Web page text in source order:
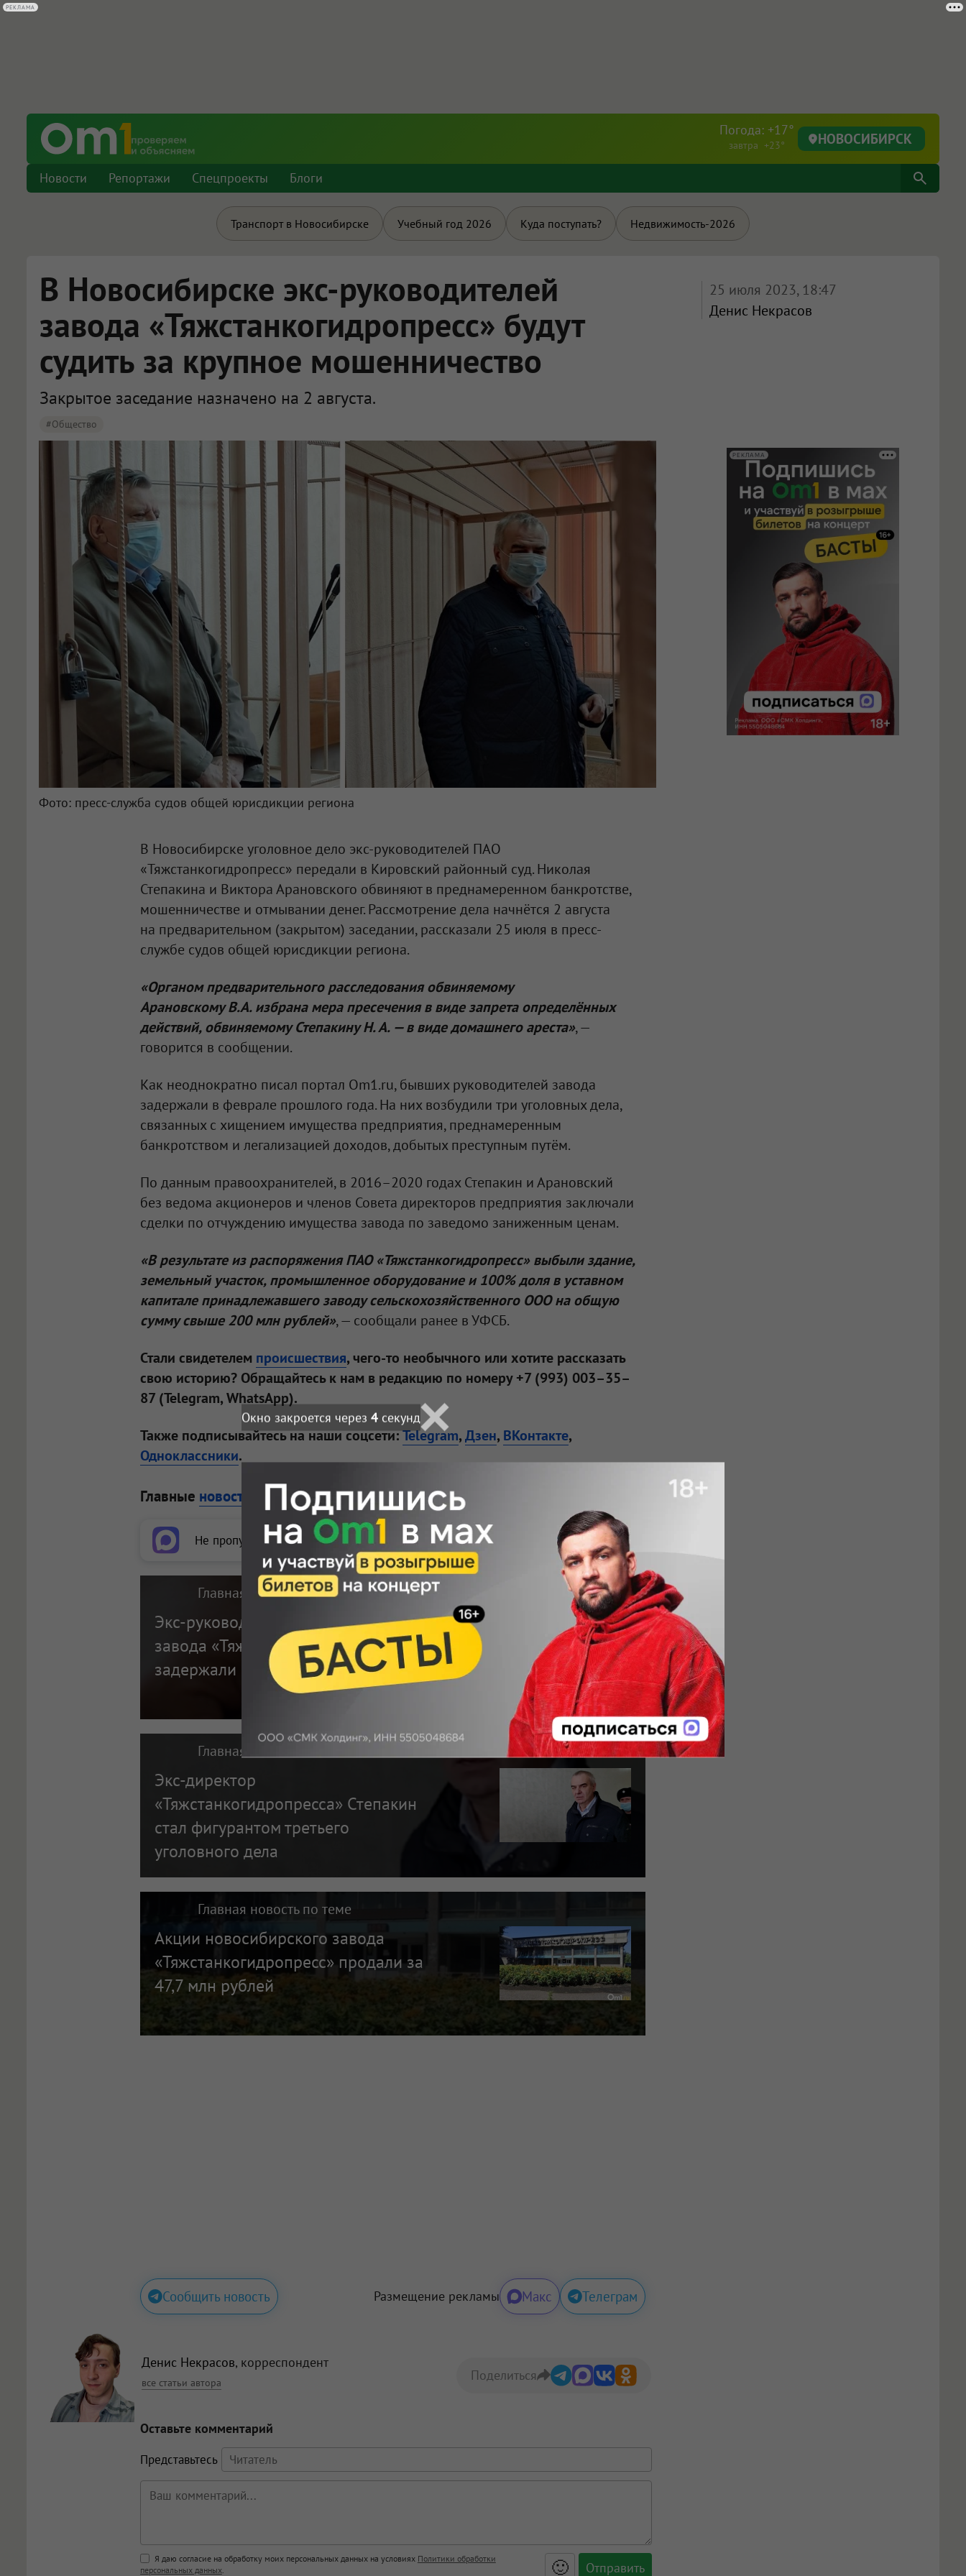
Погода: +17°
завтра +23° НОВОСИБИРСК
Новости Репортажи Спецпроекты Блоги
Транспорт в Новосибирске Учебный год 2026 Куда поступать? Недвижимость-2026
В Новосибирске экс-руководителей
завода «Тяжстанкогидропресс» будут
судить за крупное мошенничество
Закрытое заседание назначено на 2 августа.
#Общество
25 июля 2023, 18:47
Денис Некрасов
РЕКЛАМА
Фото: пресс-служба судов общей юрисдикции региона
В Новосибирске уголовное дело экс-руководителей ПАО
«Тяжстанкогидропресс» передали в Кировский районный суд. Николая
Степакина и Виктора Арановского обвиняют в преднамеренном банкротстве,
мошенничестве и отмывании денег. Рассмотрение дела начнётся 2 августа
на предварительном (закрытом) заседании, рассказали 25 июля в пресс-
службе судов общей юрисдикции региона.
«Органом предварительного расследования обвиняемому
Арановскому В.А. избрана мера пресечения в виде запрета определённых
действий, обвиняемому Степакину Н. А. — в виде домашнего ареста», —
говорится в сообщении.
Как неоднократно писал портал Om1.ru, бывших руководителей завода
задержали в феврале прошлого года. На них возбудили три уголовных дела,
связанных с хищением имущества предприятия, преднамеренным
банкротством и легализацией доходов, добытых преступным путём.
По данным правоохранителей, в 2016–2020 годах Степакин и Арановский
без ведома акционеров и членов Совета директоров предприятия заключали
сделки по отчуждению имущества завода по заведомо заниженным ценам.
«В результате из распоряжения ПАО «Тяжстанкогидропресс» выбыли здание,
земельный участок, промышленное оборудование и 100% доля в уставном
капитале принадлежавшего заводу сельскохозяйственного ООО на общую
сумму свыше 200 млн рублей», — сообщали ранее в УФСБ.
Стали свидетелем происшествия, чего-то необычного или хотите рассказать
свою историю? Обращайтесь к нам в редакцию по номеру +7 (993) 003–35–
87 (Telegram, WhatsApp).
Также подписывайтесь на наши соцсети:Telegram,Дзен, ВКонтакте,
Одноклассники.
Главные новости по теме:
Не пропускайте важное — узнавайте первыми с Om1 в «Макс» Подписаться
Главная новость по теме
Экс-руководителей скандального
завода «Тяжстанкогидропресс»
задержали в Новосибирске
Главная новость по теме
Экс-директор
«Тяжстанкогидропресса» Степакин
стал фигурантом третьего
уголовного дела
Главная новость по теме
Акции новосибирского завода
«Тяжстанкогидропресс» продали за
47,7 млн рублей
Сообщить новость Размещение рекламы Макс Телеграм
Денис Некрасов, корреспондент
все статьи автора Поделиться
Оставьте комментарий
Представьтесь
Поддержка HTML
Я даю согласие на обработку моих персональных данных на условиях Политики обработки
персональных данных. 🙂
Окно закроется через 3 секунд
РЕКЛАМА